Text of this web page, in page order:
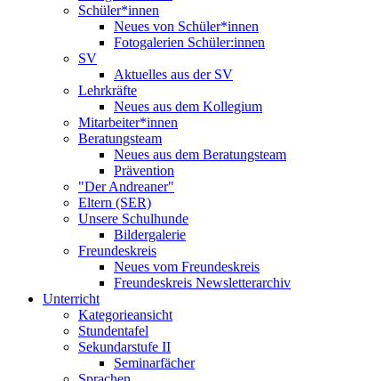
Schüler*innen
Neues von Schüler*innen
Fotogalerien Schüler:innen
SV
Aktuelles aus der SV
Lehrkräfte
Neues aus dem Kollegium
Mitarbeiter*innen
Beratungsteam
Neues aus dem Beratungsteam
Prävention
"Der Andreaner"
Eltern (SER)
Unsere Schulhunde
Bildergalerie
Freundeskreis
Neues vom Freundeskreis
Freundeskreis Newsletterarchiv
Unterricht
Kategorieansicht
Stundentafel
Sekundarstufe II
Seminarfächer